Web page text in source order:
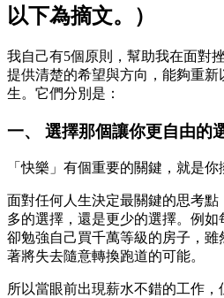
以下為摘文。）
我自己有5個原則，幫助我在面對
提供清楚的希望與方向，能夠重新
生。它們分別是：
一、 選擇那個讓你更自由的
「快樂」有個重要的關鍵，就是你
面對任何人生決定最關鍵的思考
多的選擇，還是更少的選擇。例如
卻勉強自己買千萬等級的房子，
著將失去隨意轉換跑道的可能。
所以當眼前出現薪水不錯的工作